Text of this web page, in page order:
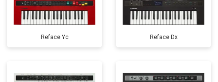
Reface Yc Reface Dx